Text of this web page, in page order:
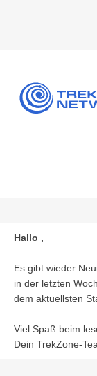
Hallo ,
Es gibt wieder
in der letzten
dem aktuellsten
Viel Spaß beim
Dein TrekZone-